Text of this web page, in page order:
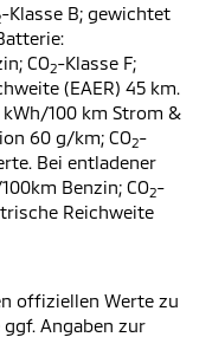
-Klasse B; gewichtet
CO2-Klasse F;
(EAER) 45 km.
kWh/100 km Strom &
60 g/km; CO2-
Bei entladener
Benzin; CO2-
Reichweite
offiziellen Werte zu
Angaben zur